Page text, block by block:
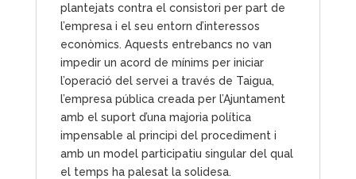
plantejats contra el consistori per part de
l’empresa i el seu entorn d’interessos
econòmics. Aquests entrebancs no van
impedir un acord de mínims per iniciar
l’operació del servei a través de Taigua,
l’empresa pública creada per l’Ajuntament
amb el suport d’una majoria política
impensable al principi del procediment i
amb un model participatiu singular del qual
el temps ha palesat la solidesa.